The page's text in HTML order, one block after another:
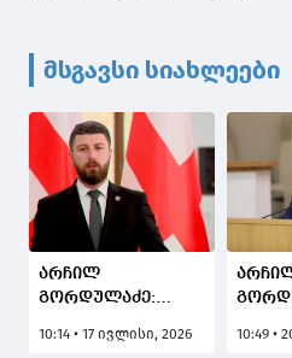
მსგავსი სიახლეები
არჩილ
გორდულაძე:
მინისტრისა და
10:14 • 17 ივლისი, 2026 10:49 •